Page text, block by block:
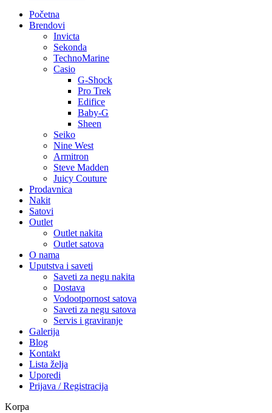
Početna
Brendovi
Invicta
Sekonda
TechnoMarine
Casio
G-Shock
Pro Trek
Edifice
Baby-G
Sheen
Seiko
Nine West
Armitron
Steve Madden
Juicy Couture
Prodavnica
Nakit
Satovi
Outlet
Outlet nakita
Outlet satova
O nama
Uputstva i saveti
Saveti za negu nakita
Dostava
Vodootpornost satova
Saveti za negu satova
Servis i graviranje
Galerija
Blog
Kontakt
Lista želja
Uporedi
Prijava / Registracija
Korpa